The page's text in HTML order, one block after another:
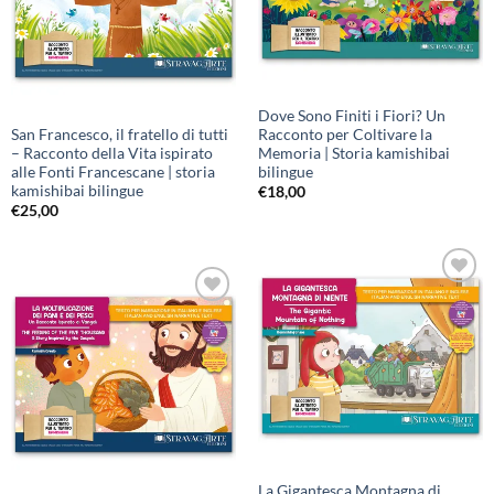
Dove Sono Finiti i Fiori? Un
Racconto per Coltivare la
Memoria | Storia kamishibai
bilingue
€18,00
San Francesco, il fratello di tutti
– Racconto della Vita ispirato
alle Fonti Francescane | storia
kamishibai bilingue
€25,00
Aggiungi
alla lista
dei
desideri
Aggiungi
alla lista
dei
desideri